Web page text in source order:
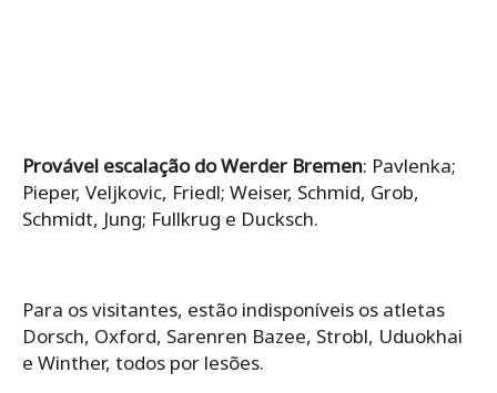
Provável escalação do Werder Bremen: Pavlenka;
Pieper, Veljkovic, Friedl; Weiser, Schmid, Grob,
Schmidt, Jung; Fullkrug e Ducksch.
Para os visitantes, estão indisponíveis os atletas
Dorsch, Oxford, Sarenren Bazee, Strobl, Uduokhai
e Winther, todos por lesões.